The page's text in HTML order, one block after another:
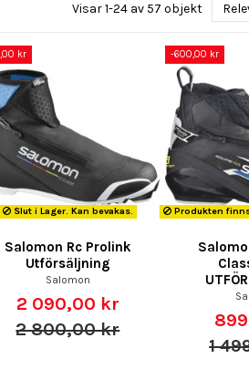
Visar 1-24 av 57 objekt
kr
Slut i Lager. Kan bevakas.
Salomon Rc Prolink
Utförsäljning
Salomon
2 090,00 kr
2 800,00 kr
-600,00 kr
Produkten
1